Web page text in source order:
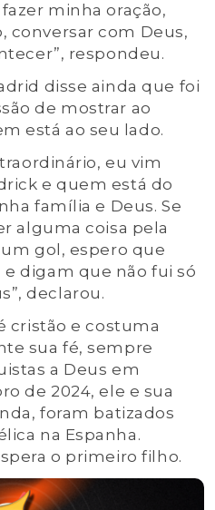
minha oração,
conversar com Deus,
respondeu.
disse ainda que foi
de mostrar ao
está ao seu lado.
eu vim
e quem está do
família e Deus. Se
alguma coisa pela
gol, espero que
digam que não fui só
declarou.
cristão e costuma
sua fé, sempre
a Deus em
de 2024, ele e sua
foram batizados
na Espanha.
o primeiro filho.